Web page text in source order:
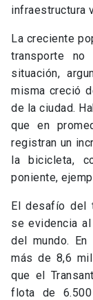
infraestructura
La creciente
transporte
situación,
misma creció
de la ciudad.
que en
registran un
la bicicleta,
poniente,
El desafío del
se evidencia
del mundo.
más de 8,6
que el
flota de